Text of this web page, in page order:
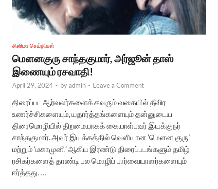
சினிமா செய்திகள்
மௌனகுரு சாந்தகுமார், அர்ஜூன் தாஸ்
இணையும் ரசவாதி!
April 29, 2024 - byadmin - Leave a Comment
திரைப்பட ஆர்வலர்களைக் கவரும் வகையில் தீவிர
உணர்ச்சிகளையும், யதார்த்தங்களையும் தன்னுடைய
திரைமொழியில் திறமையாகக் கையாள்பவர் இயக்குநர்
சாந்தகுமார். அவர் இயக்கத்தில் வெளியான ‘மௌன குரு’
மற்றும் ‘மகாமுனி’ ஆகிய இரண்டு திரைப்படங்களும் தமிழ்
ரசிகர்களைத் தாண்டி பல மொழிப் பார்வையாளர்களையும்
ஈர்த்தது. …